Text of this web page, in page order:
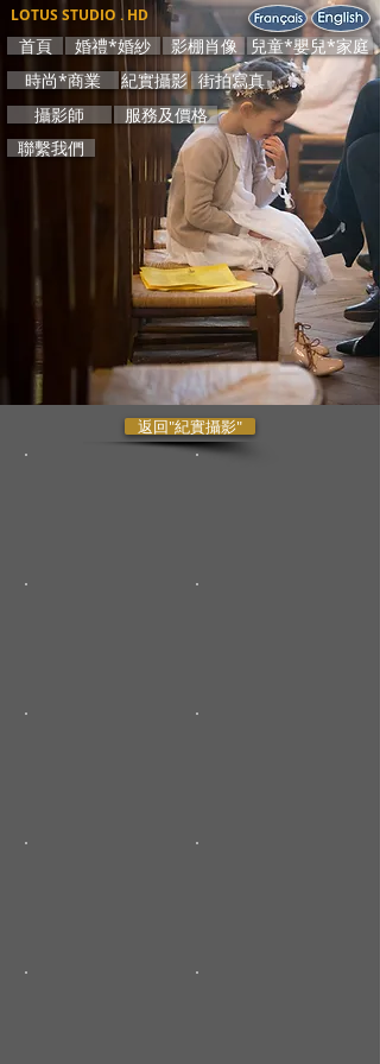
LOTUS STUDIO . HD
首頁 婚禮*婚紗 影棚肖像
兒童*嬰兒*家庭
時尚*商業
紀實攝影 街拍寫真
攝影師
服務及價格
聯繫我們
返回"紀實攝影"